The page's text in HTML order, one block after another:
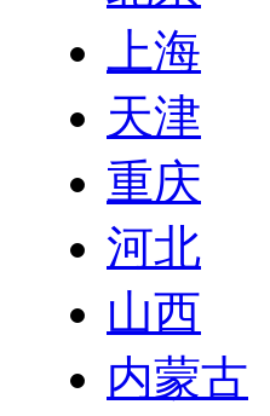
上海
天津
重庆
河北
山西
内蒙古